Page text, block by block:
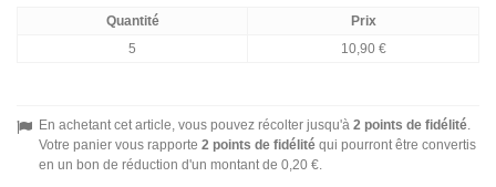
Quantité
Prix
5
10,90 €
En achetant cet article, vous pouvez récolter jusqu'à 2 points de fidélité.
Votre panier vous rapporte 2 points de fidélité qui pourront être convertis
en un bon de réduction d'un montant de 0,20 €.